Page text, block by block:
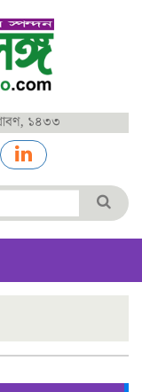
১৪৩৩